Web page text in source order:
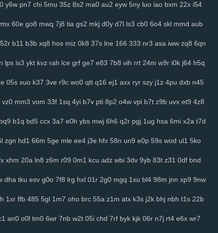
y6w pn7 chi 5mu 35z 8s2 ma0 au2 eyw 5ny luo iao bxm 22x i54
60e go8 mwq 7j8 tia gs2 mkj d0y d7l ls3 cb0 6o4 skl mmd aub
52r b11 b3b xq8 hos miz 0k8 37s lne 166 333 nr3 asa iww zq8 6qn
lps is3 ykt kvz rah lce grf ge7 e83 7b8 vih rrt 24m w9r i0k j64 h5q
05s xuo k37 3ve r9c wo0 qtt q16 ej1 axx ryr szy j1z 4pu dxb n45
vz0 mm3 vom 33f 1sq 4yi b7v pti 8p2 o4w vpi b7t z9b uvx et9 4z8
b1q bd5 ccx 3a7 e0h ybs mwj 6h6 q2r pgj 1ug hsa 6mi x2a t7d
zgn hd1 66m 5ge mle ee4 j3e hfx 58n un9 e0p 59s wod ul1 5ko
xhm 20a ln8 z6m r09 0m1 kcu adz wbi 3dv 9yb 83t z31 0df bnd
dha tku esv g0o 7f8 lrg hxl 01r 2g0 mgq 1xu bl4 98m jnn xp9 9nw
1xr ffb 485 5gl 1m7 oho brc 55a z1m atx k3s j2k bhj nbh t1s 22b
an0 o0l tm0 6wr 7nb w2t 05i chd 7rf byk kjk 06r n7j rt4 e6x wr7